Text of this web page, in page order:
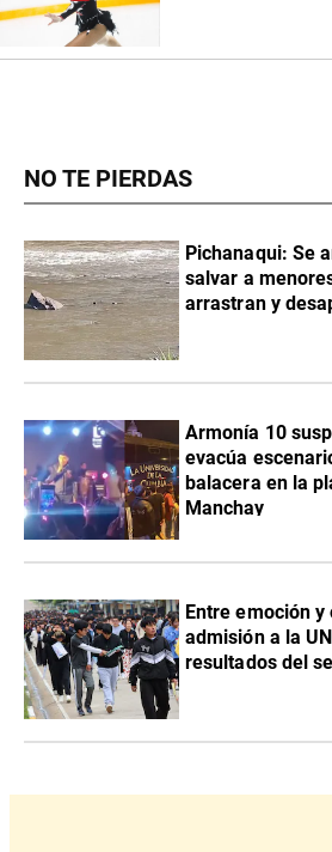
NO TE PIERDAS
Pichanaqui: Se
salvar a
arrastran y
Armonía 10
evacúa
balacera en la
Manchay
Entre emoción
admisión a la
resultados del